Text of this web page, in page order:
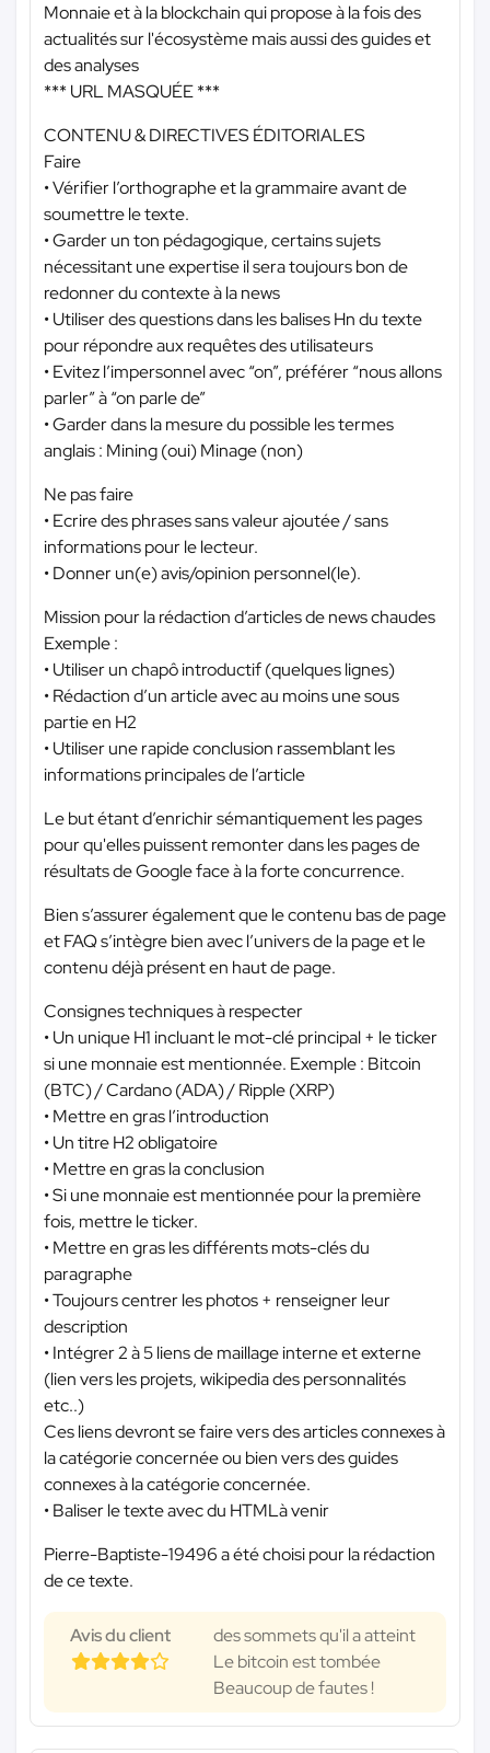
Monnaie et à la blockchain qui propose à la fois des
actualités sur l'écosystème mais aussi des guides et
des analyses
*** URL MASQUÉE ***
CONTENU & DIRECTIVES ÉDITORIALES
Faire
• Vérifier l’orthographe et la grammaire avant de
soumettre le texte.
• Garder un ton pédagogique, certains sujets
nécessitant une expertise il sera toujours bon de
redonner du contexte à la news
• Utiliser des questions dans les balises Hn du texte
pour répondre aux requêtes des utilisateurs
• Evitez l’impersonnel avec “on”, préférer “nous allons
parler” à “on parle de”
• Garder dans la mesure du possible les termes
anglais : Mining (oui) Minage (non)
Ne pas faire
• Ecrire des phrases sans valeur ajoutée / sans
informations pour le lecteur.
• Donner un(e) avis/opinion personnel(le).
Mission pour la rédaction d’articles de news chaudes
Exemple :
• Utiliser un chapô introductif (quelques lignes)
• Rédaction d’un article avec au moins une sous
partie en H2
• Utiliser une rapide conclusion rassemblant les
informations principales de l’article
Le but étant d’enrichir sémantiquement les pages
pour qu'elles puissent remonter dans les pages de
résultats de Google face à la forte concurrence.
Bien s’assurer également que le contenu bas de page
et FAQ s’intègre bien avec l’univers de la page et le
contenu déjà présent en haut de page.
Consignes techniques à respecter
• Un unique H1 incluant le mot-clé principal + le ticker
si une monnaie est mentionnée. Exemple : Bitcoin
(BTC) / Cardano (ADA) / Ripple (XRP)
• Mettre en gras l’introduction
• Un titre H2 obligatoire
• Mettre en gras la conclusion
• Si une monnaie est mentionnée pour la première
fois, mettre le ticker.
• Mettre en gras les différents mots-clés du
paragraphe
• Toujours centrer les photos + renseigner leur
description
• Intégrer 2 à 5 liens de maillage interne et externe
(lien vers les projets, wikipedia des personnalités
etc..)
Ces liens devront se faire vers des articles connexes à
la catégorie concernée ou bien vers des guides
connexes à la catégorie concernée.
• Baliser le texte avec du HTMLà venir
Pierre-Baptiste-19496 a été choisi pour la rédaction
de ce texte.
Avis du client
des sommets qu'il a atteint
Le bitcoin est tombée
Beaucoup de fautes !